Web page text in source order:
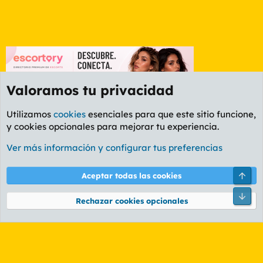
Foro General
Cookies
PL OLDSTYLE AMARILLO
Términos y reglas Política de privacidad Ayuda
Community platform by XenForo® © 2010-2026 XenForo Ltd.
Valoramos tu privacidad
Utilizamos cookies esenciales para que este sitio funcione,
y cookies opcionales para mejorar tu experiencia.
Ver más información y configurar tus preferencias
Aceptar todas las cookies
Rechazar cookies opcionales
Pie